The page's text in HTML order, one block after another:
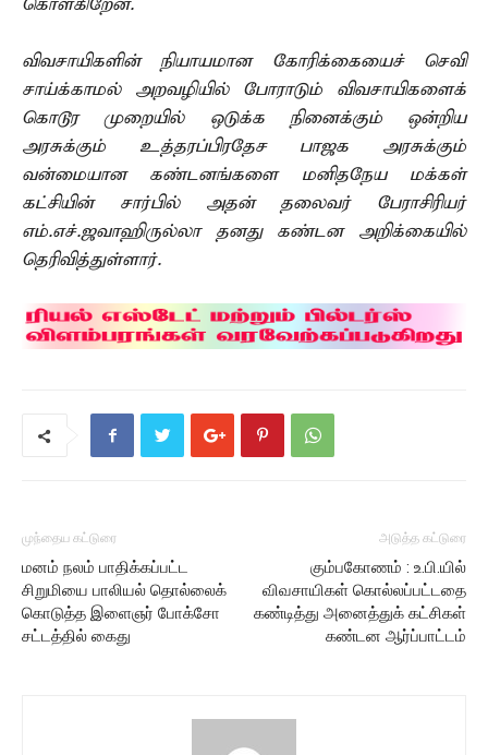
கொள்கிறேன்.
விவசாயிகளின் நியாயமான கோரிக்கையைச் செவி
சாய்க்காமல் அறவழியில் போராடும் விவசாயிகளைக்
கொடூர முறையில் ஒடுக்க நினைக்கும் ஒன்றிய
அரசுக்கும் உத்தரப்பிரதேச பாஜக அரசுக்கும்
வன்மையான கண்டனங்களை மனிதநேய மக்கள்
கட்சியின் சார்பில் அதன் தலைவர் பேராசிரியர்
எம்.எச்.ஜவாஹிருல்லா தனது கண்டன அறிக்கையில்
தெரிவித்துள்ளார்.
முந்தைய கட்டுரை
மனம் நலம் பாதிக்கப்பட்ட
சிறுமியை பாலியல் தொல்லைக்
கொடுத்த இளைஞர் போக்சோ
சட்டத்தில் கைது
அடுத்த கட்டுரை
கும்பகோணம் : உ.பி.யில்
விவசாயிகள் கொல்லப்பட்டதை
கண்டித்து அனைத்துக் கட்சிகள்
கண்டன ஆர்ப்பாட்டம்